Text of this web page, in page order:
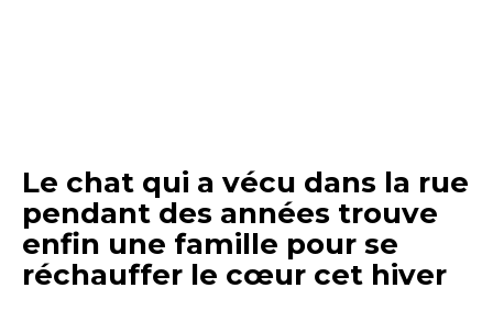
Le chat qui a vécu dans la rue
pendant des années trouve
enfin une famille pour se
réchauffer le cœur cet hiver